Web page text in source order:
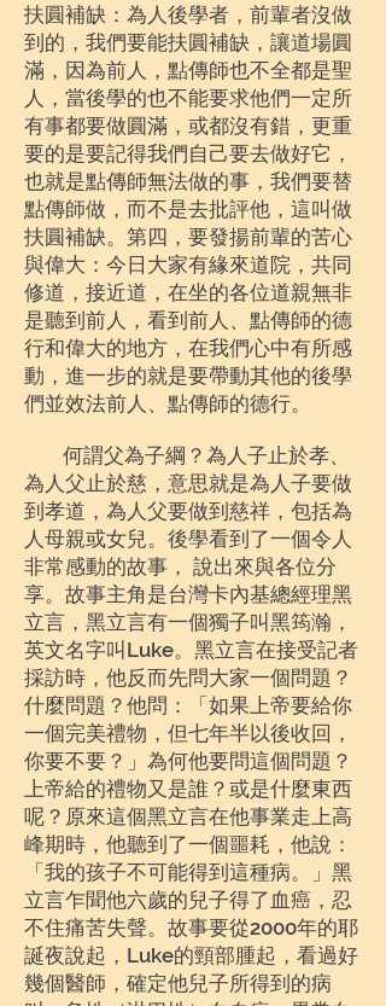
扶圓補缺：為人後學者，前輩者沒做
到的，我們要能扶圓補缺，讓道場圓
滿，因為前人，點傳師也不全都是聖
人，當後學的也不能要求他們一定所
有事都要做圓滿，或都沒有錯，更重
要的是要記得我們自己要去做好它，
也就是點傳師無法做的事，我們要替
點傳師做，而不是去批評他，這叫做
扶圓補缺。第四，要發揚前輩的苦心
與偉大：今日大家有緣來道院，共同
修道，接近道，在坐的各位道親無非
是聽到前人，看到前人、點傳師的德
行和偉大的地方，在我們心中有所感
動，進一步的就是要帶動其他的後學
們並效法前人、點傳師的德行。
何謂父為子綱？為人子止於孝、
為人父止於慈，意思就是為人子要做
到孝道，為人父要做到慈祥，包括為
人母親或女兒。後學看到了一個令人
非常感動的故事， 說出來與各位分
享。故事主角是台灣卡內基總經理黑
立言，黑立言有一個獨子叫黑筠瀚，
英文名字叫Luke。黑立言在接受記者
採訪時，他反而先問大家一個問題？
什麼問題？他問：「如果上帝要給你
一個完美禮物，但七年半以後收回，
你要不要？」為何他要問這個問題？
上帝給的禮物又是誰？或是什麼東西
呢？原來這個黑立言在他事業走上高
峰期時，他聽到了一個噩耗，他說：
「我的孩子不可能得到這種病。」黑
立言乍聞他六歲的兒子得了血癌，忍
不住痛苦失聲。故事要從2000年的耶
誕夜說起，Luke的頸部腫起，看過好
幾個醫師，確定他兒子所得到的病